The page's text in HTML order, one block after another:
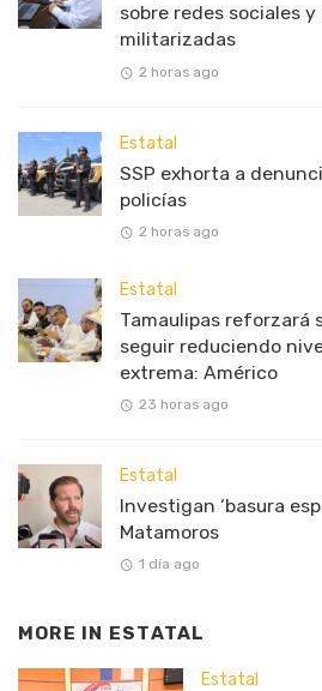
sobre redes sociales y
militarizadas
2 horas ago
Estatal
SSP exhorta a
policías
2 horas ago
Estatal
Tamaulipas reforzará
seguir reduciendo
extrema: Américo
23 horas ago
Estatal
Investigan ‘basura
Matamoros
1 día ago
MORE IN ESTATAL
Estatal